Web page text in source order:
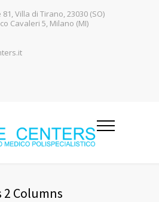
Villa di Tirano, 23030 (SO)
Cavaleri 5, Milano (MI)
2 Columns